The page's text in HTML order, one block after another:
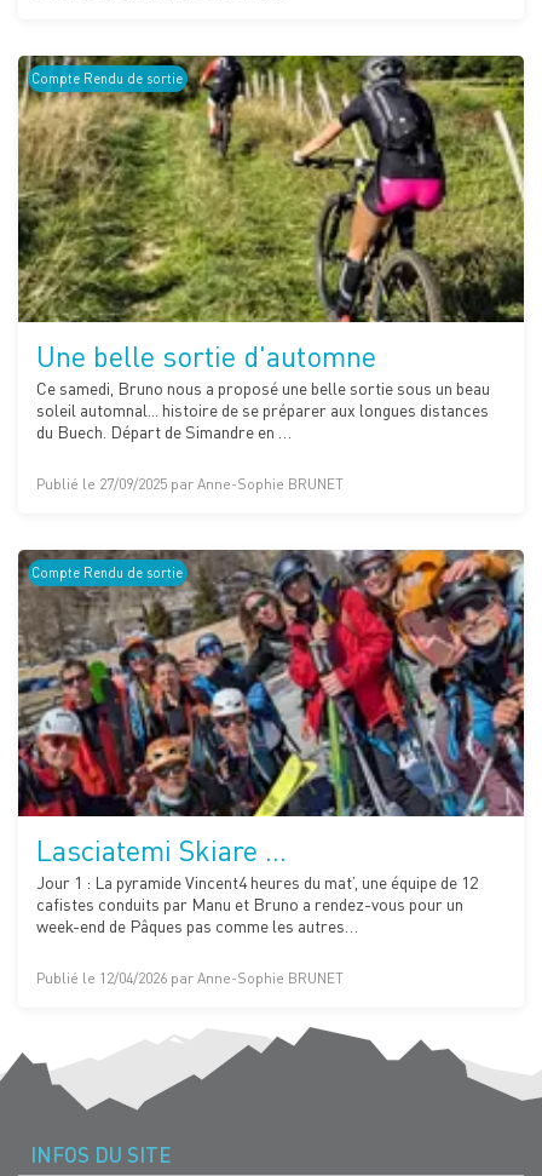
Compte Rendu de sortie
Une belle sortie d'automne
Ce samedi, Bruno nous a proposé une belle sortie sous un beau
soleil automnal... histoire de se préparer aux longues distances
du Buech. Départ de Simandre en …
Publié le 27/09/2025 par Anne-Sophie BRUNET
Compte Rendu de sortie
Lasciatemi Skiare ...
Jour 1 : La pyramide Vincent4 heures du mat’, une équipe de 12
cafistes conduits par Manu et Bruno a rendez-vous pour un
week-end de Pâques pas comme les autres…
Publié le 12/04/2026 par Anne-Sophie BRUNET
INFOS DU SITE